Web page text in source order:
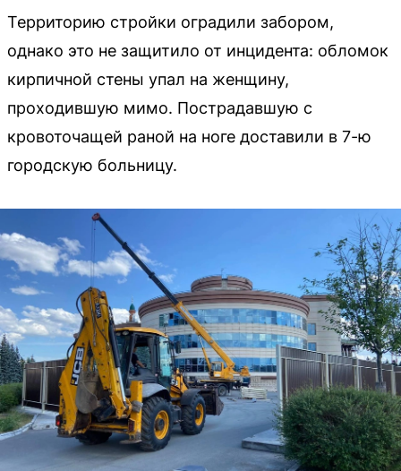
Территорию стройки оградили забором,
однако это не защитило от инцидента: обломок
кирпичной стены упал на женщину,
проходившую мимо. Пострадавшую с
кровоточащей раной на ноге доставили в 7-ю
городскую больницу.